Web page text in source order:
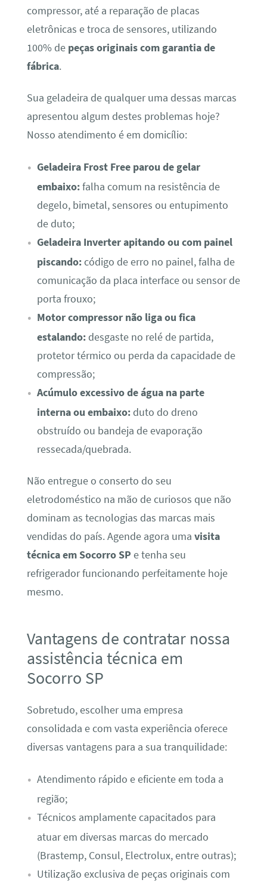
compressor, até a reparação de placas
eletrônicas e troca de sensores, utilizando
100% de peças originais com garantia de
fábrica.
Sua geladeira de qualquer uma dessas marcas
apresentou algum destes problemas hoje?
Nosso atendimento é em domicílio:
Geladeira Frost Free parou de gelar
embaixo:falha comum na resistência de
degelo, bimetal, sensores ou entupimento
de duto;
Geladeira Inverter apitando ou com painel
piscando:código de erro no painel, falha de
comunicação da placa interface ou sensor de
porta frouxo;
Motor compressor não liga ou fica
estalando:desgaste no relé de partida,
protetor térmico ou perda da capacidade de
compressão;
Acúmulo excessivo de água na parte
interna ou embaixo:duto do dreno
obstruído ou bandeja de evaporação
ressecada/quebrada.
Não entregue o conserto do seu
eletrodoméstico na mão de curiosos que não
dominam as tecnologias das marcas mais
vendidas do país. Agende agora uma visita
técnica em Socorro SP e tenha seu
refrigerador funcionando perfeitamente hoje
mesmo.
Vantagens de contratar nossa
assistência técnica em
Socorro SP
Sobretudo, escolher uma empresa
consolidada e com vasta experiência oferece
diversas vantagens para a sua tranquilidade:
Atendimento rápido e eficiente em toda a
região;
Técnicos amplamente capacitados para
atuar em diversas marcas do mercado
(Brastemp, Consul, Electrolux, entre outras);
Utilização exclusiva de peças originais com